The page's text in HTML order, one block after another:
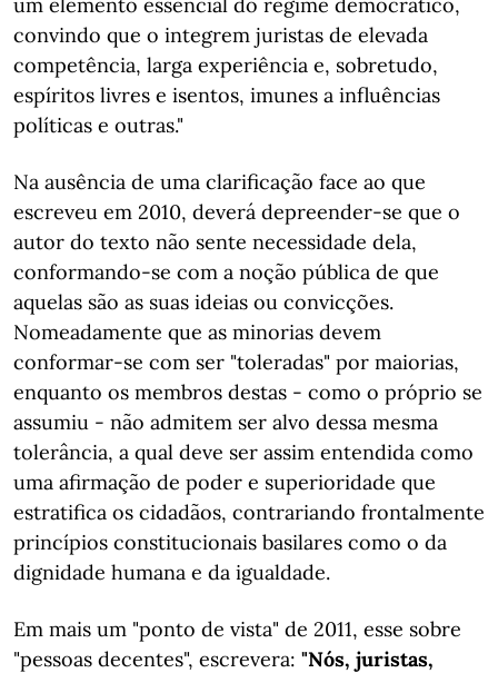
convindo que o integrem juristas de elevada
competência, larga experiência e, sobretudo,
espíritos livres e isentos, imunes a influências
políticas e outras."
Na ausência de uma clarificação face ao que
escreveu em 2010, deverá depreender-se que o
autor do texto não sente necessidade dela,
conformando-se com a noção pública de que
aquelas são as suas ideias ou convicções.
Nomeadamente que as minorias devem
conformar-se com ser "toleradas" por maiorias,
enquanto os membros destas - como o próprio se
assumiu - não admitem ser alvo dessa mesma
tolerância, a qual deve ser assim entendida como
uma afirmação de poder e superioridade que
estratifica os cidadãos, contrariando frontalmente
princípios constitucionais basilares como o da
dignidade humana e da igualdade.
Em mais um "ponto de vista" de 2011, esse sobre
"pessoas decentes", escrevera: "Nós, juristas,